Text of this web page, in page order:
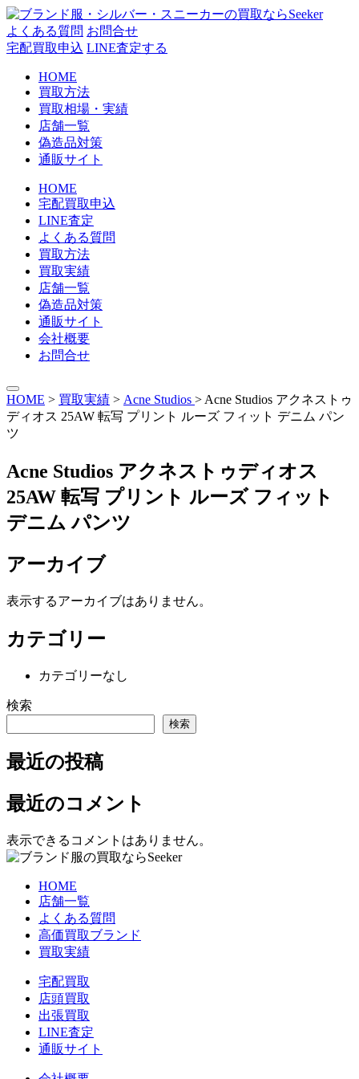
コ
ン
テ
よくある質問 お問合せ
宅配買取申込 LINE査定する
HOME
買取方法
買取相場・実績
店舗一覧
偽造品対策
通販サイト
HOME
宅配買取申込
LINE査定
よくある質問
買取方法
買取実績
店舗一覧
偽造品対策
通販サイト
会社概要
お問合せ
HOME > 買取実績 > Acne Studios > Acne Studios アクネストゥ
ディオス 25AW 転写 プリント ルーズ フィット デニム パン
ツ
Acne Studios アクネストゥディオス
25AW 転写 プリント ルーズ フィット
デニム パンツ
アーカイブ
表示するアーカイブはありません。
カテゴリー
カテゴリーなし
検索
検索
最近の投稿
最近のコメント
表示できるコメントはありません。
HOME
店舗一覧
よくある質問
高価買取ブランド
買取実績
宅配買取
店頭買取
出張買取
LINE査定
通販サイト